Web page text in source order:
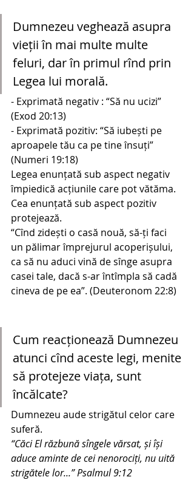
Dumnezeu veghează asupra
vieții în mai multe multe
feluri, dar în primul rînd prin
Legea lui morală.
- Exprimată negativ : “Să nu ucizi”
(Exod 20:13)
- Exprimată pozitiv: “Să iubești pe
aproapele tău ca pe tine însuți”
(Numeri 19:18)
Legea enunțată sub aspect negativ
împiedică acțiunile care pot vătăma.
Cea enunțată sub aspect pozitiv
protejează.
“Cînd zidești o casă nouă, să-ți faci
un pălimar împrejurul acoperișului,
ca să nu aduci vină de sînge asupra
casei tale, dacă s-ar întîmpla să cadă
cineva de pe ea”. (Deuteronom 22:8)
Cum reacționează Dumnezeu
atunci cînd aceste legi, menite
să protejeze viața, sunt
încălcate?
Dumnezeu aude strigătul celor care
suferă.
“Căci El răzbună sîngele vărsat, și își
aduce aminte de cei nenorociți, nu uită
strigătele lor...” Psalmul 9:12